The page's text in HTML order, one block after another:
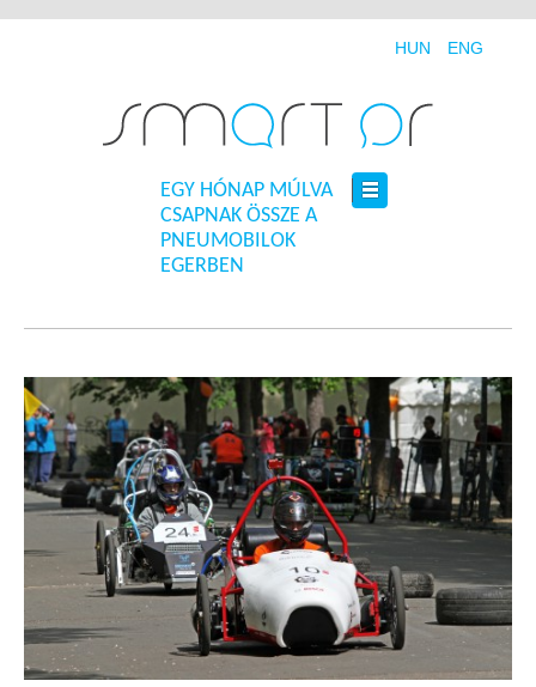
HUN ENG
EGY HÓNAP MÚLVA
CSAPNAK ÖSSZE A
PNEUMOBILOK
EGERBEN